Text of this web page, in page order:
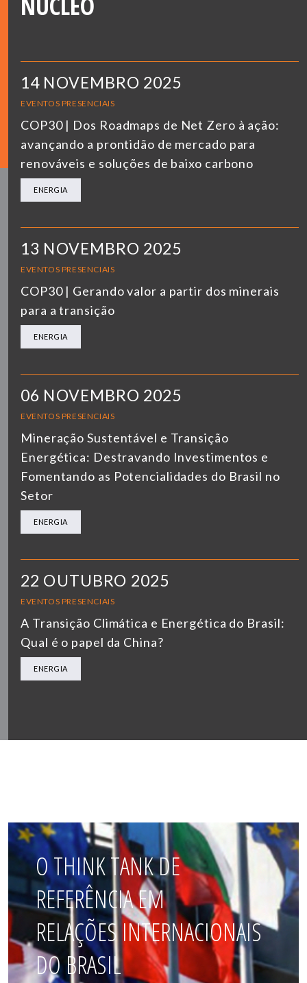
14 NOVEMBRO 2025
EVENTOS PRESENCIAIS
COP30 | Dos Roadmaps de Net Zero à ação:
avançando a prontidão de mercado para
renováveis e soluções de baixo carbono
ENERGIA
13 NOVEMBRO 2025
EVENTOS PRESENCIAIS
COP30 | Gerando valor a partir dos minerais
para a transição
ENERGIA
06 NOVEMBRO 2025
EVENTOS PRESENCIAIS
Mineração Sustentável e Transição
Energética: Destravando Investimentos e
Fomentando as Potencialidades do Brasil no
Setor
ENERGIA
22 OUTUBRO 2025
EVENTOS PRESENCIAIS
A Transição Climática e Energética do Brasil:
Qual é o papel da China?
ENERGIA
O THINK TANK DE
REFERÊNCIA EM
RELAÇÕES INTERNACIONAIS
DO BRASIL